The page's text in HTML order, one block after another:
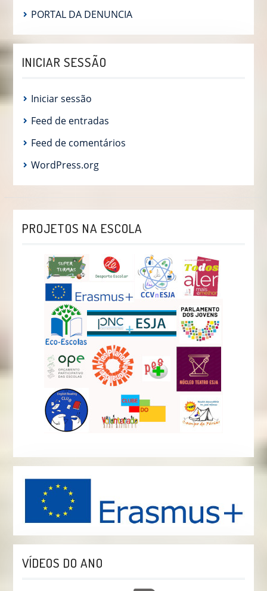
PORTAL DA DENUNCIA
INICIAR SESSÃO
Iniciar sessão
Feed de entradas
Feed de comentários
WordPress.org
PROJETOS NA ESCOLA
VÍDEOS DO ANO